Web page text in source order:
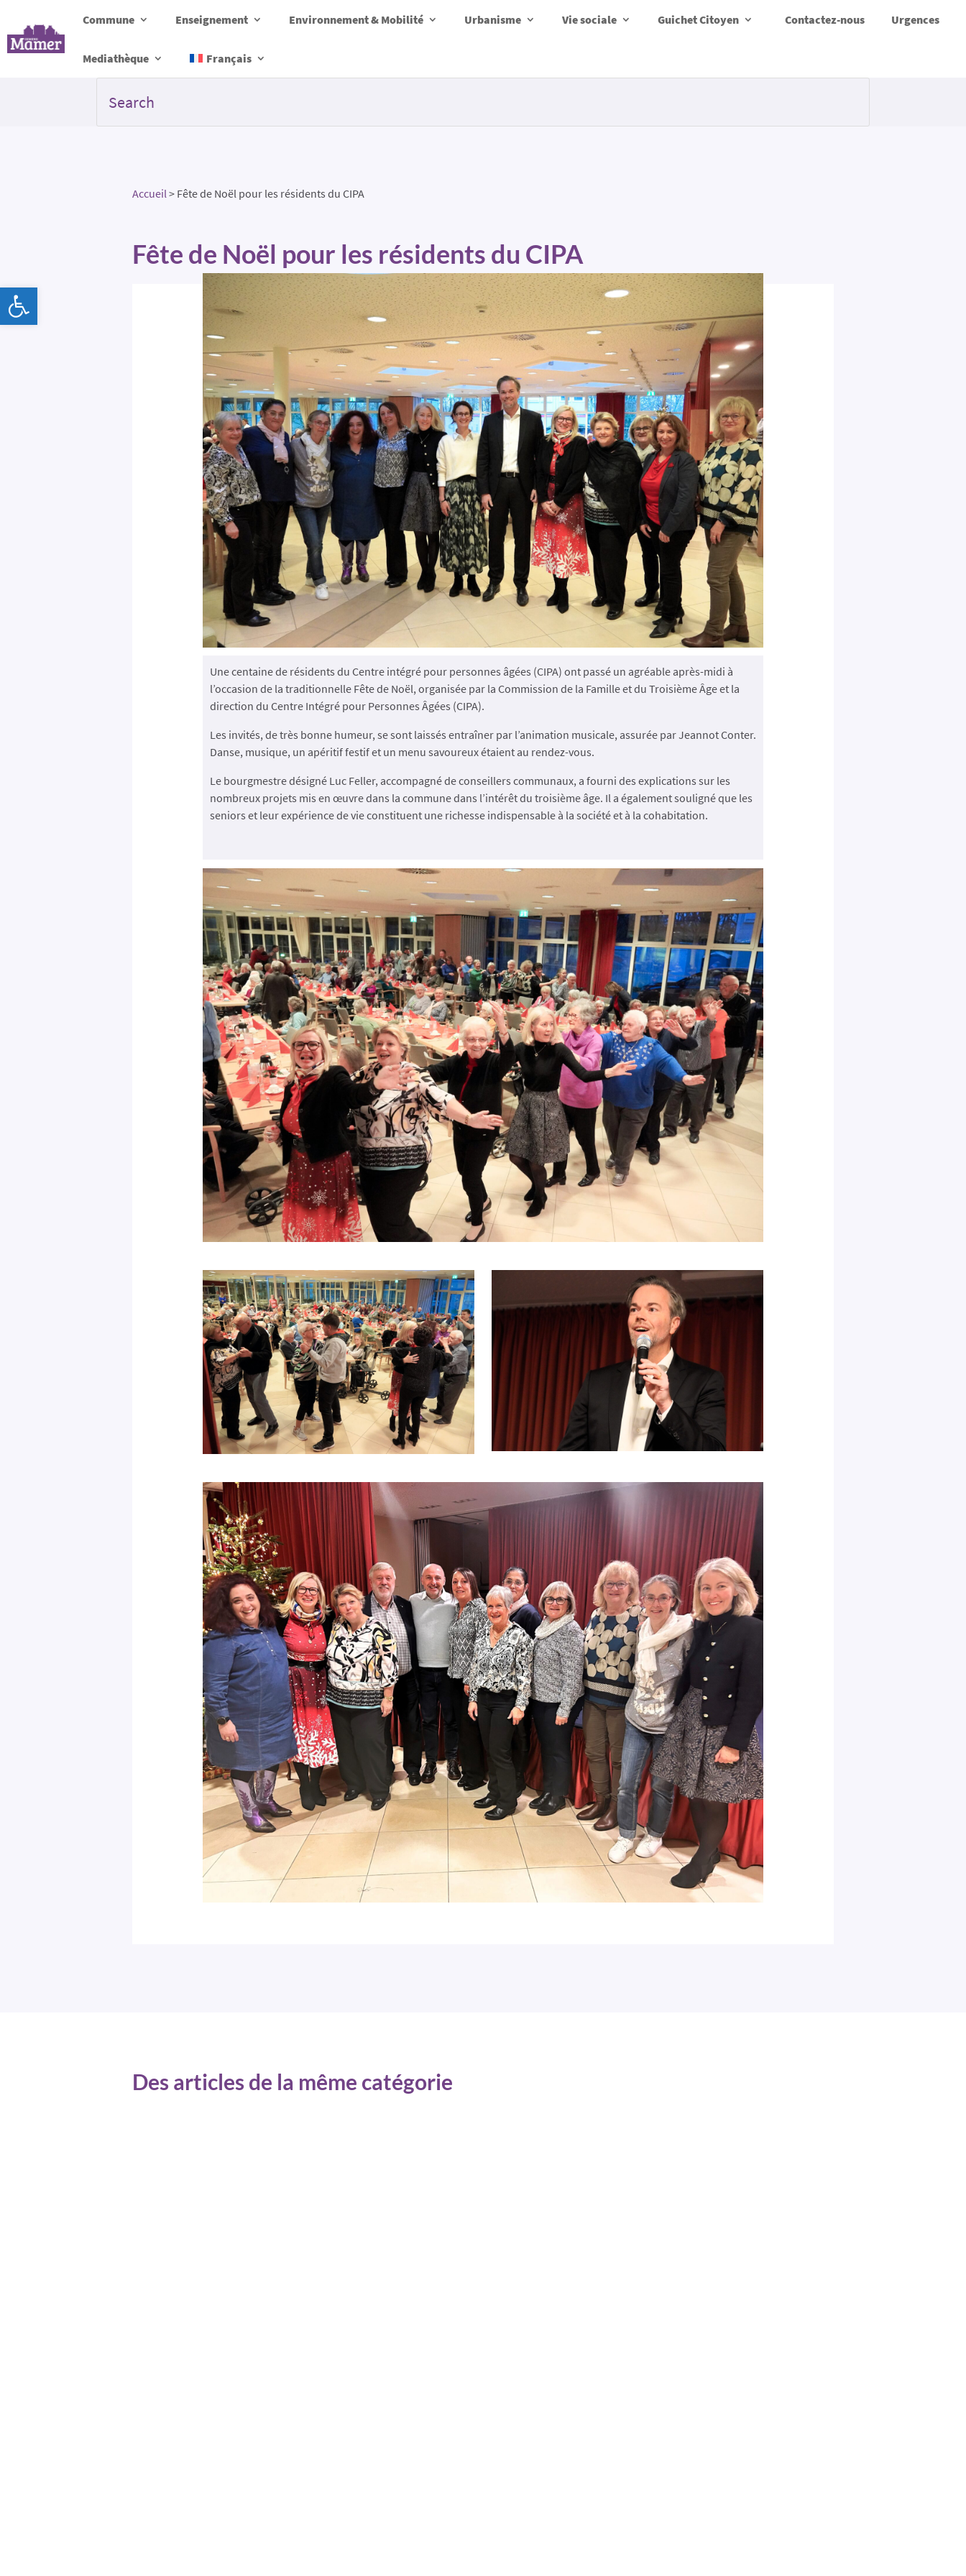
Commune Enseignement Environnement & Mobilité Urbanisme Vie sociale Guichet Citoyen Contactez-nous Urgences
Mediathèque Français
Accueil> Fête de Noël pour les résidents du CIPA
Fête de Noël pour les résidents du CIPA
Une centaine de résidents du Centre intégré pour personnes âgées (CIPA) ont passé un agréable après-midi à
l’occasion de la traditionnelle Fête de Noël, organisée par la Commission de la Famille et du Troisième Âge et la
direction du Centre Intégré pour Personnes Âgées (CIPA).
Les invités, de très bonne humeur, se sont laissés entraîner par l’animation musicale, assurée par Jeannot Conter.
Danse, musique, un apéritif festif et un menu savoureux étaient au rendez-vous.
Le bourgmestre désigné Luc Feller, accompagné de conseillers communaux, a fourni des explications sur les
nombreux projets mis en œuvre dans la commune dans l’intérêt du troisième âge. Il a également souligné que les
seniors et leur expérience de vie constituent une richesse indispensable à la société et à la cohabitation.
Des articles de la même catégorie
Ouvrir la barre d’outils